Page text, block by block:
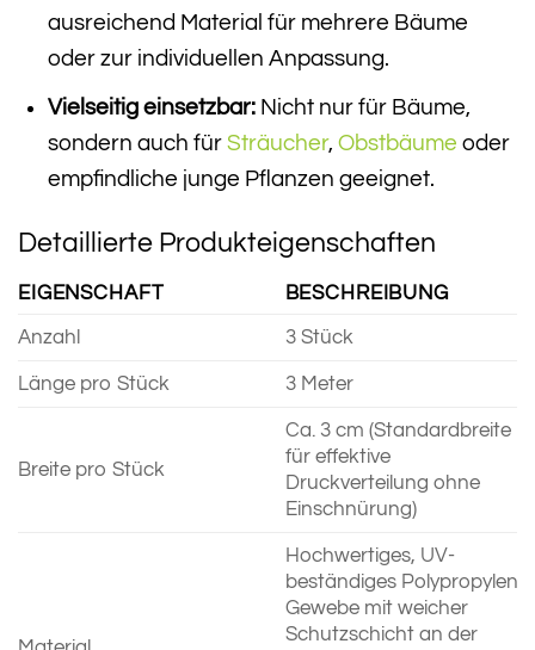
ausreichend Material für mehrere Bäume
oder zur individuellen Anpassung.
Vielseitig einsetzbar:Nicht nur für Bäume,
sondern auch für Sträucher, Obstbäume oder
empfindliche junge Pflanzen geeignet.
Detaillierte Produkteigenschaften
EIGENSCHAFT BESCHREIBUNG
Anzahl 3 Stück
Länge pro Stück 3 Meter
Breite pro Stück
Ca. 3 cm (Standardbreite
für effektive
Druckverteilung ohne
Einschnürung)
Hochwertiges, UV-
beständiges Polypropylen-
Gewebe mit weicher
Schutzschicht an der